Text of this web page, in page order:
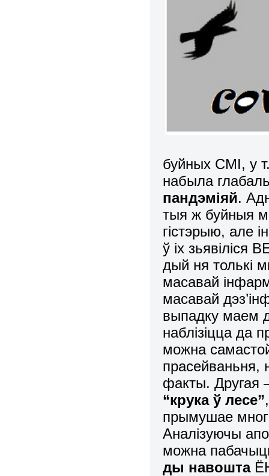
буйных СМІ, у
набыла
пандэміяй.
тыя ж буйныя
гістэрыю, але
ў іх
дый ня толькі
масавай
масавай
выпадку маем
наблізіцца да
можна
прасейваньня,
факты. Другая
“крука ў лесе”
прымушае
Аналізуючы
можна
ды навошта